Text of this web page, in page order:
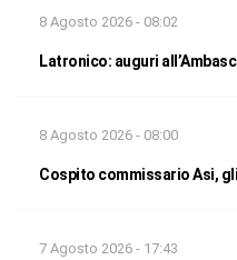
8 Agosto 2026 - 08:02
Latronico: auguri
8 Agosto 2026 - 08:00
Cospito commissario Asi,
7 Agosto 2026 - 17:43